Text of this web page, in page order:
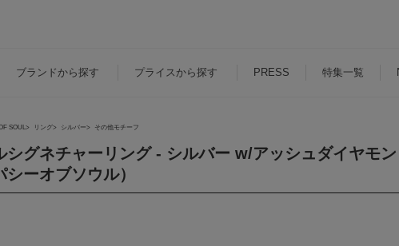
ブランド から探す プライス から探す PRESS 特集一覧
SOUL リング シルバー その他モチーフ
シグネチャーリング - シルバー w/アッシュダイヤモ
シーオブソウル）